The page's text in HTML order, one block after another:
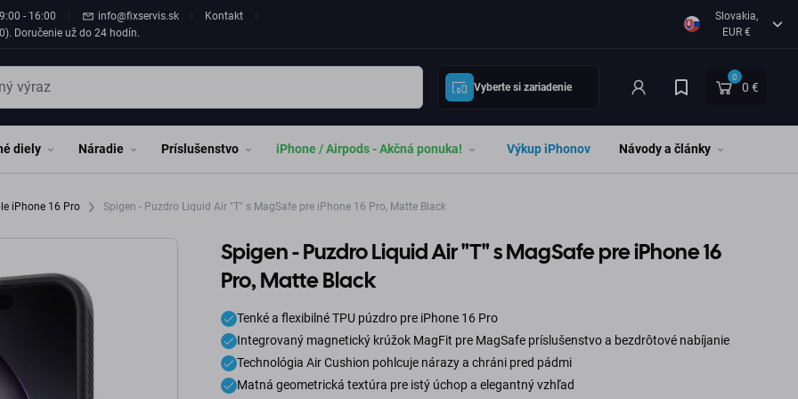
- 16:00 info@fixservis.sk
Kontakt
Doručenie už do 24 hodín.
Slovakia,
EUR €
Vyberte si zariadenie
0
0 €
diely Náradie Príslušenstvo iPhone / Airpods - Akčná ponuka! Výkup iPhonov Návody a články
iPhone 16 Pro Spigen - Puzdro Liquid Air "T" s MagSafe pre iPhone 16 Pro, Matte Black
Spigen - Puzdro Liquid Air "T" s MagSafe pre iPhone 16
Pro, Matte Black
Tenké a flexibilné TPU púzdro pre iPhone 16 Pro
Integrovaný magnetický krúžok MagFit pre MagSafe príslušenstvo a bezdrôtové nabíjanie
Technológia Air Cushion pohlcuje nárazy a chráni pred pádmi
Matná geometrická textúra pre istý úchop a elegantný vzhľad